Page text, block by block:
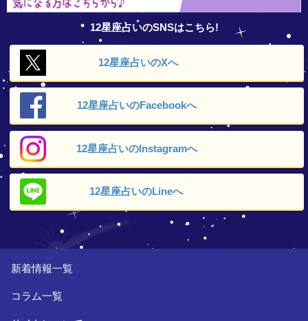
12星座占いのSNSはこちら!
12星座占いのXへ
12星座占いのFacebookへ
12星座占いのInstagramへ
12星座占いのLineへ
新着情報一覧
コラム一覧